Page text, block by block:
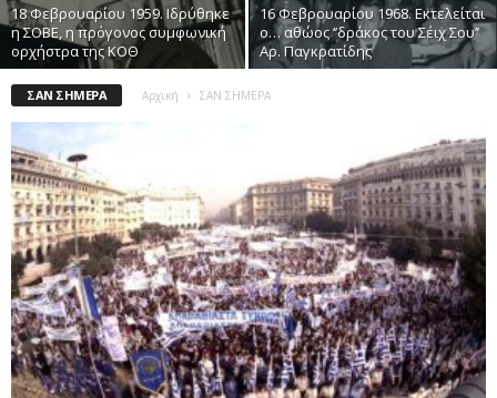
18 Φεβρουαρίου 1959. Ιδρύθηκε
η ΣΟΒΕ, η πρόγονος συμφωνική
ορχήστρα της ΚΟΘ
16 Φεβρουαρίου 1968. Εκτελείται
ο… αθώος ‘’δράκος του Σέιχ Σου’’
Αρ. Παγκρατίδης
ΣΑΝ ΣΗΜΕΡΑ Αρχική ΣΑΝ ΣΗΜΕΡΑ